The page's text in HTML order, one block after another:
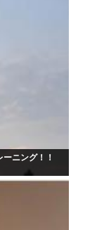
ニング！！